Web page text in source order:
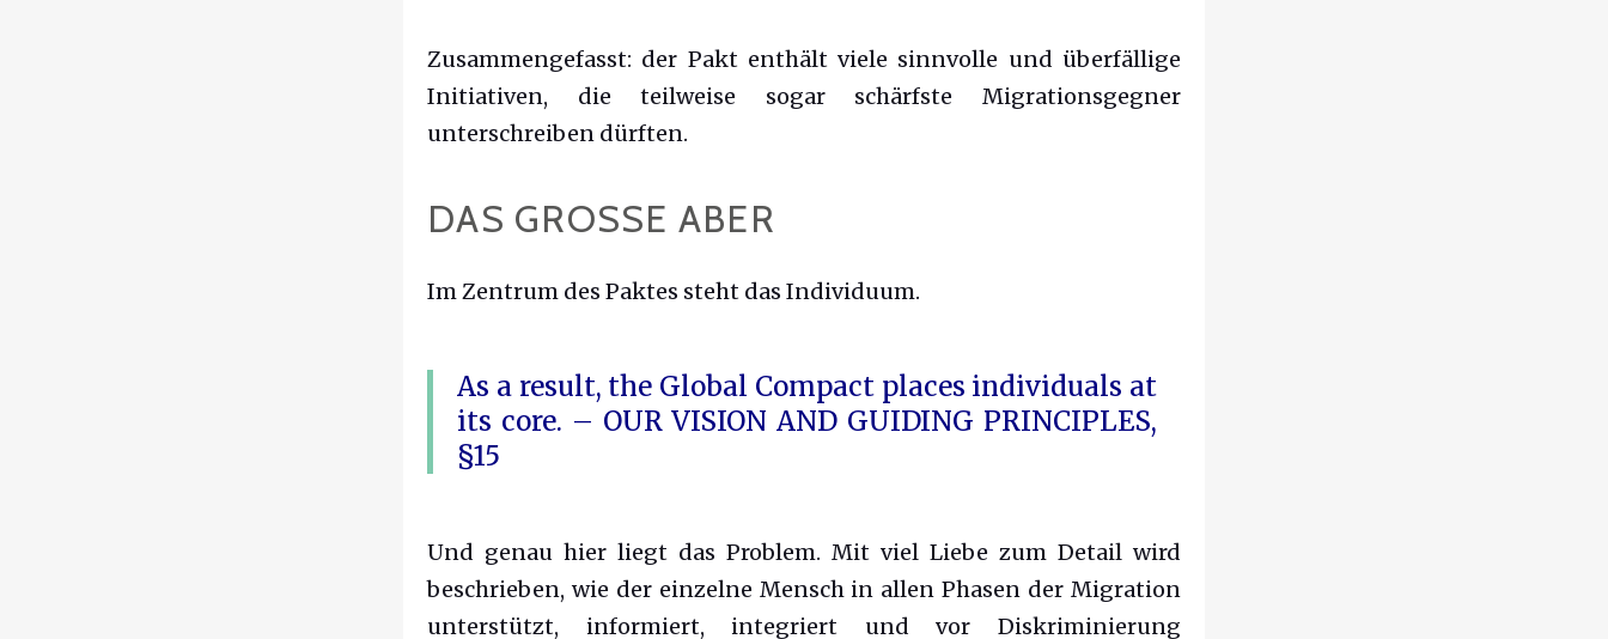
Zusammengefasst: der Pakt enthält viele sinnvolle und überfällige
Initiativen, die teilweise sogar schärfste Migrationsgegner
unterschreiben dürften.
DAS GROSSE ABER
Im Zentrum des Paktes steht das Individuum.
As a result, the Global Compact places individuals at
its core. – OUR VISION AND GUIDING PRINCIPLES,
§15
Und genau hier liegt das Problem. Mit viel Liebe zum Detail wird
beschrieben, wie der einzelne Mensch in allen Phasen der Migration
unterstützt, informiert, integriert und vor Diskriminierung